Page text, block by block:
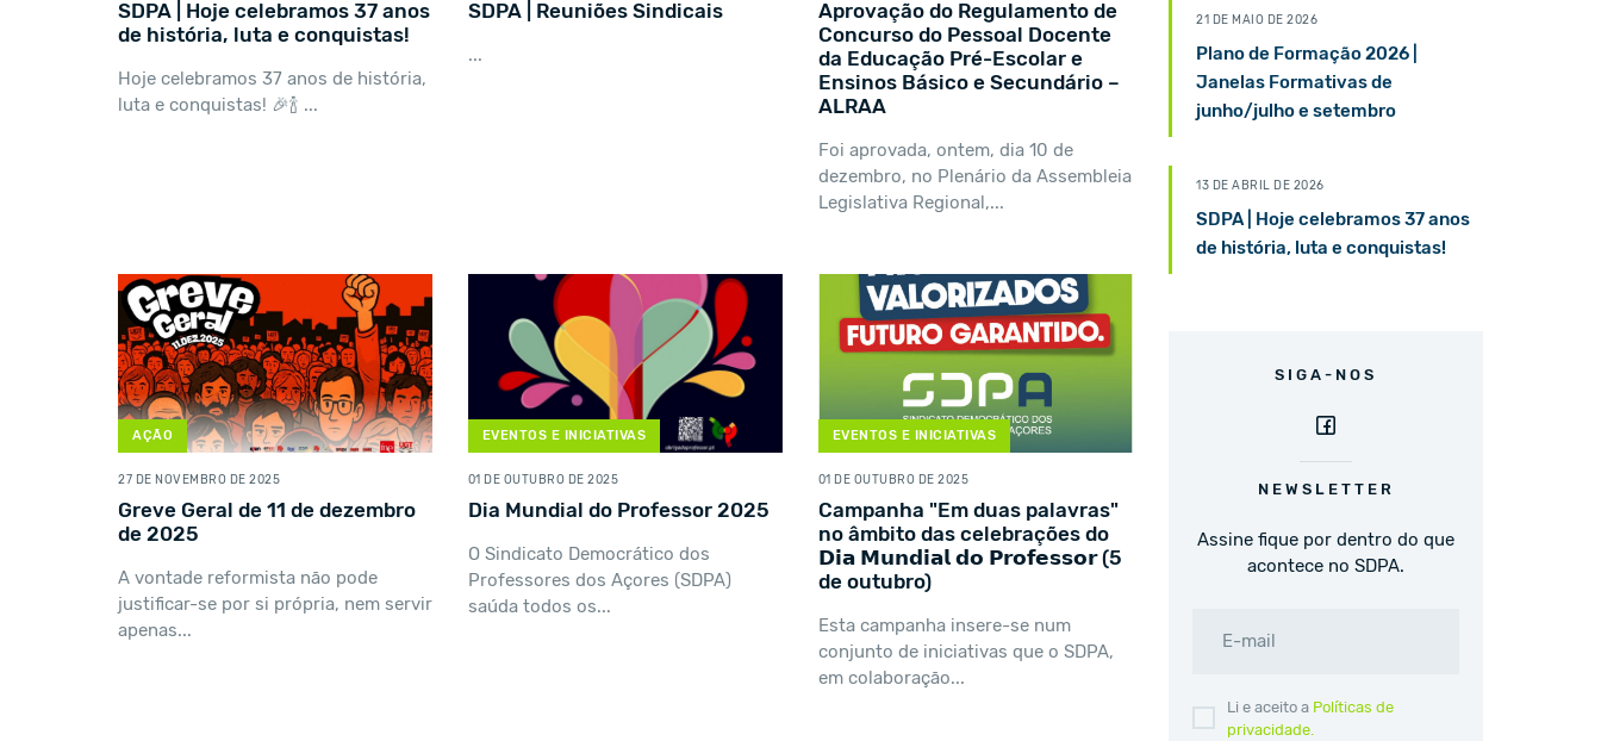
SDPA | Hoje celebramos 37 anos
de história, luta e conquistas!
Hoje celebramos 37 anos de história,
luta e conquistas! 🎉🍾 ...
SDPA | Reuniões Sindicais
...
Aprovação do Regulamento de
Concurso do Pessoal Docente
da Educação Pré-Escolar e
Ensinos Básico e Secundário –
ALRAA
Foi aprovada, ontem, dia 10 de
dezembro, no Plenário da Assembleia
Legislativa Regional,...
AÇÃO
27 DE NOVEMBRO DE 2025
Greve Geral de 11 de dezembro
de 2025
A vontade reformista não pode
justificar-se por si própria, nem servir
apenas...
EVENTOS E INICIATIVAS
01 DE OUTUBRO DE 2025
Dia Mundial do Professor 2025
O Sindicato Democrático dos
Professores dos Açores (SDPA)
saúda todos os...
EVENTOS E INICIATIVAS
01 DE OUTUBRO DE 2025
Campanha "Em duas palavras"
no âmbito das celebrações do
𝗗𝗶𝗮 𝗠𝘂𝗻𝗱𝗶𝗮𝗹 𝗱𝗼 𝗣𝗿𝗼𝗳𝗲𝘀𝘀𝗼𝗿 (5
de outubro)
Esta campanha insere-se num
conjunto de iniciativas que o SDPA,
em colaboração...
21 DE MAIO DE 2026
Plano de Formação 2026 |
Janelas Formativas de
junho/julho e setembro
13 DE ABRIL DE 2026
SDPA | Hoje celebramos 37 anos
de história, luta e conquistas!
SIGA-NOS
NEWSLETTER
Assine fique por dentro do que
acontece no SDPA.
E-mail
Li e aceito a Políticas de
privacidade.